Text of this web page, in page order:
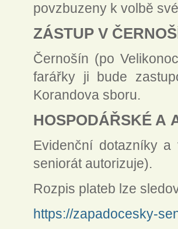
povzbuzeny k volbě
ZÁSTUP V
Černošín (po
farářky ji bude
Korandova sboru.
HOSPODÁŘSKÉ A
Evidenční dotazníky
seniorát autorizuje).
Rozpis plateb lze
https://zapadocesky-